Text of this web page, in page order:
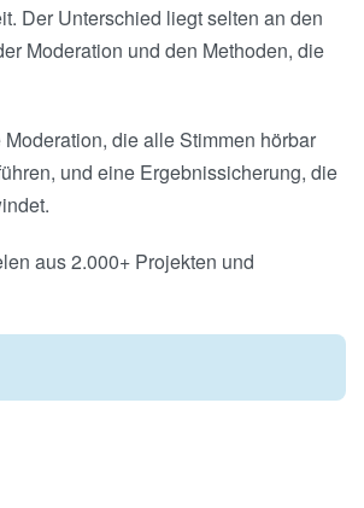
Der Unterschied liegt selten an den
Moderation und den Methoden, die
die alle Stimmen hörbar
und eine Ergebnissicherung, die
aus 2.000+ Projekten und